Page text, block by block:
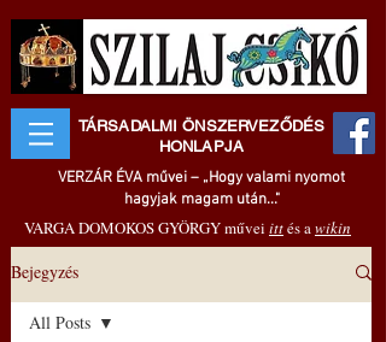
TÁRSADALMI ÖNSZERVEZŐDÉS
HONLAPJA
VERZÁR ÉVA művei – „Hogy valami nyomot
hagyjak magam után..."
VARGA DOMOKOS GYÖRGY művei ittés awikin
Bejegyzés
All Posts